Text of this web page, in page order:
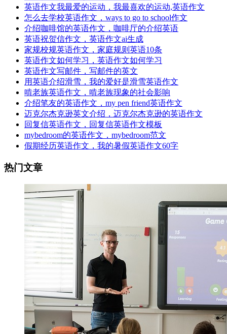
英语作文我最爱的运动，我最喜欢的运动,英语作文
怎么去学校英语作文，ways to go to school作文
介绍咖啡馆的英语作文，咖啡厅的介绍英语
英语祝贺信作文，英语作文ai生成
家规校规英语作文，家庭规则英语10条
英语作文如何学习，英语作文如何学习
英语作文写邮件，写邮件的英文
用英语介绍滑雪，我的爱好是滑雪英语作文
啃老族英语作文，啃老族现象的社会影响
介绍笔友的英语作文，my pen friend英语作文
迈克尔杰克逊英文介绍，迈克尔杰克逊的英语作文
回复信英语作文，回复信英语作文模板
mybedroom的英语作文，mybedroom范文
假期经历英语作文，我的暑假英语作文60字
热门文章